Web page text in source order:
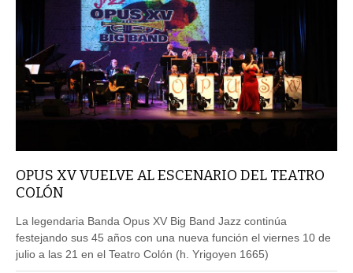
OPUS XV VUELVE AL ESCENARIO DEL TEATRO
COLÓN
La legendaria Banda Opus XV Big Band Jazz continúa
festejando sus 45 años con una nueva función el viernes 10 de
julio a las 21 en el Teatro Colón (h. Yrigoyen 1665)